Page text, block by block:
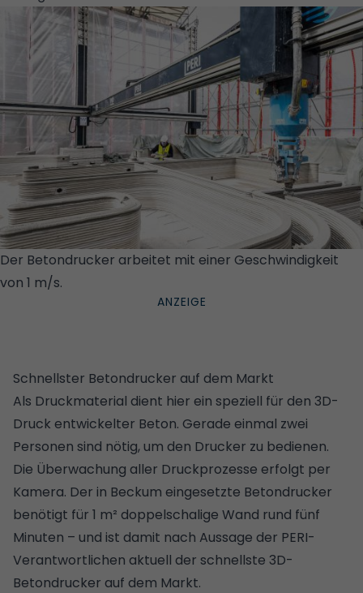
Der Betondrucker arbeitet mit einer Geschwindigkeit
von 1 m/s.
Schnellster Betondrucker auf dem Markt
Als Druckmaterial dient hier ein speziell für den 3D-
Druck entwickelter Beton. Gerade einmal zwei
Personen sind nötig, um den Drucker zu bedienen.
Die Überwachung aller Druckprozesse erfolgt per
Kamera. Der in Beckum eingesetzte Betondrucker
benötigt für 1 m² doppelschalige Wand rund fünf
Minuten – und ist damit nach Aussage der PERI-
Verantwortlichen aktuell der schnellste 3D-
Betondrucker auf dem Markt.